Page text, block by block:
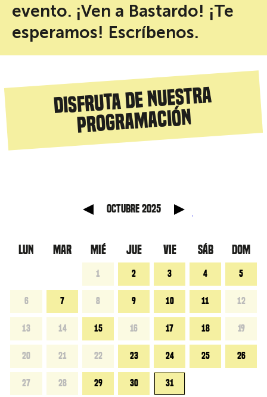
evento. ¡Ven a Bastardo! ¡Te
esperamos! Escríbenos.
Disfruta de nuestra
programación
octubre 2025
LUN MAR MIÉ JUE VIE SÁB DOM
1 2 3 4 5
6 7 8 9 10 11 12
13 14 15 16 17 18 19
20 21 22 23 24 25 26
27 28 29 30 31